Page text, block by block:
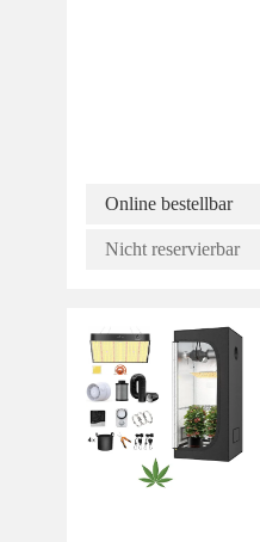
Online bestellbar
Nicht reservierbar